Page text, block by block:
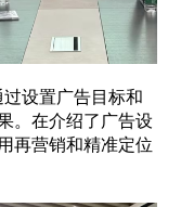
设置广告目标和
。在介绍了广告设
再营销和精准定位